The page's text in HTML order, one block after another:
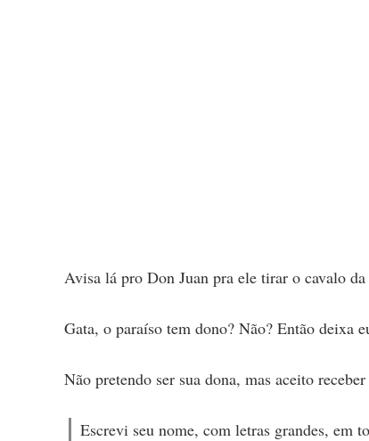
Avisa lá pro Don Juan pra ele tirar o cavalo
Gata, o paraíso tem dono? Não? Então deixa
Não pretendo ser sua dona, mas aceito
Escrevi seu nome, com letras grandes, em